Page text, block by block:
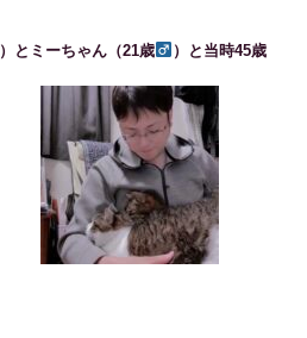
）とミーちゃん（21歳 ）と当時45歳